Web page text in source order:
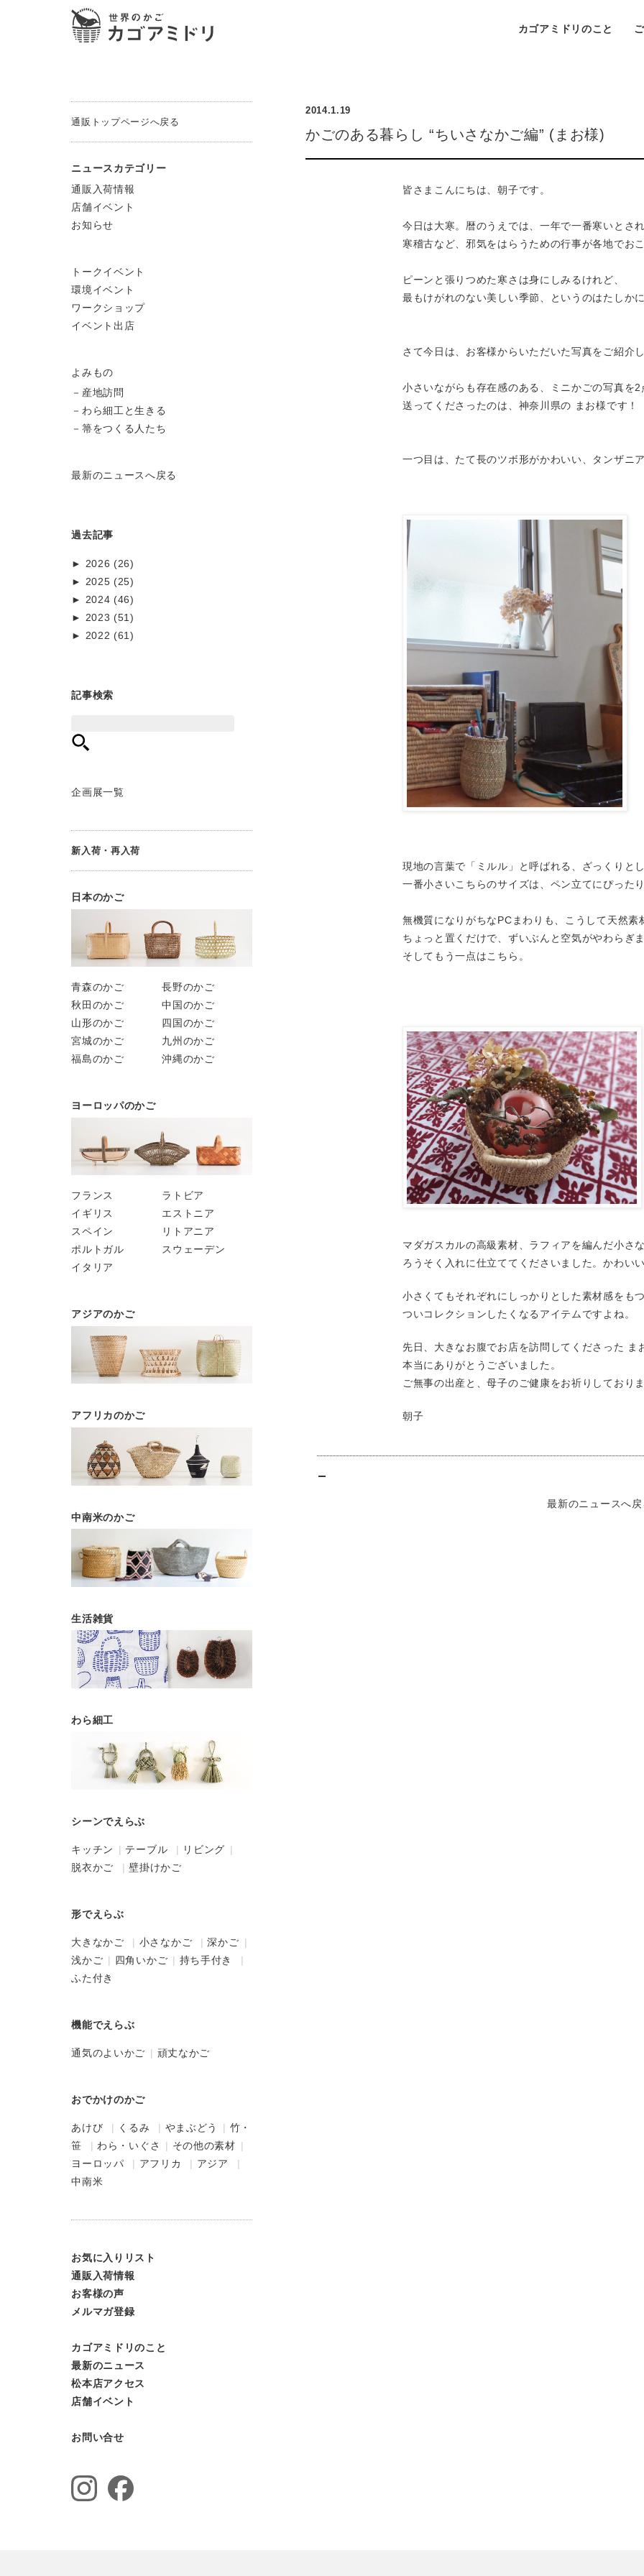
カゴアミドリのこと
2014.1.19
かごのある暮らし “ちいさなかご編” (まお様)
皆さまこんにちは、朝子です。
今日は大寒。暦のうえでは、一年で一番寒いとされ
寒稽古など、邪気をはらうための行事が各地でお
ピーンと張りつめた寒さは身にしみるけれど、
最もけがれのない美しい季節、というのはたしか
さて今日は、お客様からいただいた写真をご紹介
小さいながらも存在感のある、ミニかごの写真を2
送ってくださったのは、神奈川県の まお様です！
一つ目は、たて長のツボ形がかわいい、タンザニ
現地の言葉で「ミルル」と呼ばれる、ざっくりと
一番小さいこちらのサイズは、ペン立てにぴったり
無機質になりがちなPCまわりも、こうして天然素
ちょっと置くだけで、ずいぶんと空気がやわらぎま
そしてもう一点はこちら。
マダガスカルの高級素材、ラフィアを編んだ小さな
ろうそく入れに仕立ててくださいました。かわい
小さくてもそれぞれにしっかりとした素材感をも
ついコレクションしたくなるアイテムですよね。
先日、大きなお腹でお店を訪問してくださった ま
本当にありがとうございました。
ご無事の出産と、母子のご健康をお祈りしておりま
朝子
最新のニュースへ戻
通販トップページへ戻る
ニュースカテゴリー
通販入荷情報
店舗イベント
お知らせ
トークイベント
環境イベント
ワークショップ
イベント出店
よみもの
－ 産地訪問
－ わら細工と生きる
－ 箒をつくる人たち
最新のニュースへ戻る
過去記事
►
2026 (26)
8月 (3)
7月 (6)
6月 (9)
5月 (1)
2月 (2)
►
2025 (25)
12月 (1)
11月 (3)
10月 (4)
7月 (2)
4月 (3)
1月 (1)
►
2024 (46)
12月 (1)
11月 (3)
8月 (4)
5月 (3)
2月 (6)
►
2023 (51)
12月 (1)
9月 (8)
6月 (3)
3月 (3)
1月 (6)
►
2022 (61)
10月 (3)
7月 (8)
4月 (3)
2月 (5)
1月 (3)
記事検索
企画展一覧
新入荷・再入荷
日本のかご
青森のかご
長野のかご
秋田のかご
中国のかご
山形のかご
四国のかご
宮城のかご
九州のかご
福島のかご
沖縄のかご
ヨーロッパのかご
フランス
ラトビア
イギリス
エストニア
スペイン
リトアニア
ポルトガル
スウェーデン
イタリア
アジアのかご
アフリカのかご
中南米のかご
生活雑貨
わら細工
シーンでえらぶ
キッチン テーブル
リビング
脱衣かご
壁掛けかご
形でえらぶ
大きなかご 小さなかご
深かご
浅かご
四角いかご
持ち手付き
ふた付き
機能でえらぶ
通気のよいかご 頑丈なかご
おでかけのかご
あけび くるみ やまぶどう
竹・
笹
わら・いぐさ
その他の素材
ヨーロッパ
アフリカ
アジア
中南米
お気に入りリスト
通販入荷情報
お客様の声
メルマガ登録
カゴアミドリのこと
最新のニュース
松本店アクセス
店舗イベント
お問い合せ